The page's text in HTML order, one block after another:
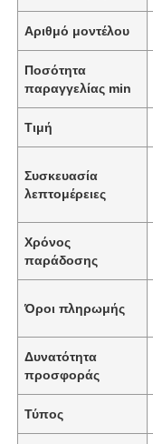
Αριθμό μοντέλου
Ποσότητα
παραγγελίας min
Τιμή
Συσκευασία
λεπτομέρειες
Χρόνος
παράδοσης
Όροι πληρωμής
Δυνατότητα
προσφοράς
Τύπος